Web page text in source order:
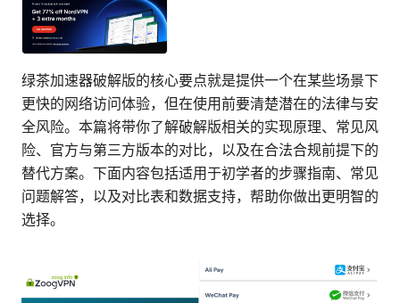
绿茶加速器破解版的核心要点就是提供一个在某些场景下
更快的网络访问体验，但在使用前要清楚潜在的法律与安
全风险。本篇将带你了解破解版相关的实现原理、常见风
险、官方与第三方版本的对比，以及在合法合规前提下的
替代方案。下面内容包括适用于初学者的步骤指南、常见
问题解答，以及对比表和数据支持，帮助你做出更明智的
选择。